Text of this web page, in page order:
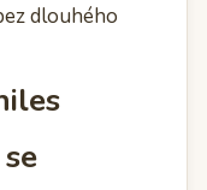
dlouhého